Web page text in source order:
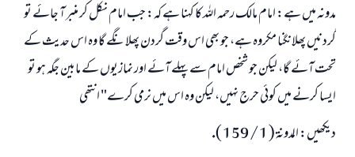
مدونہ ميں ہے: امام مالك رحمہ اللہ كا كہنا ہے كہ: جب امام نكل كر منبر آ جائے تو
گردنيں پھلانگنا مكروہ ہے، جو بھى اس وقت گردن پھلانگے گا وہ اس حديث كے
تحت آئے گا، ليكن جو شخص امام سے پہلے آئے اور نمازيوں كے مابين جگہ ہو تو
ايسا كرنے ميں كوئى حرج نہيں، ليكن وہ اس ميں نرمى كرے" انتھى
ديكھيں: المدونۃ ( 1 / 159 ).